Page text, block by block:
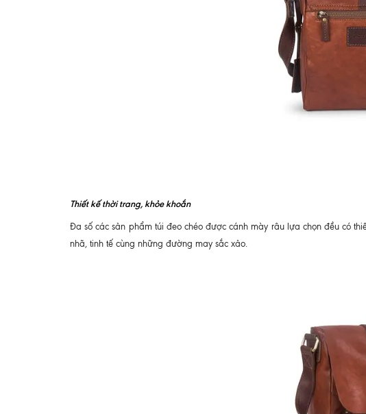
Thiết kế thời trang, khỏe khoắn
Đa số các sản phẩm túi đeo chéo được cánh mày râu lựa chọn đều có
nhã, tinh tế cùng những đường may sắc xảo.